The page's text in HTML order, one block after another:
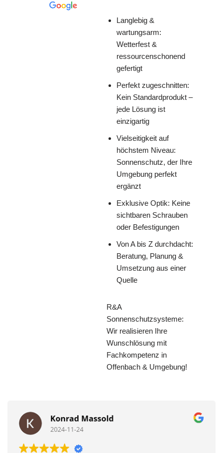
Langlebig &
wartungsarm:
Wetterfest &
ressourcenschonend
gefertigt
Perfekt zugeschnitten:
Kein Standardprodukt –
jede Lösung ist
einzigartig
Vielseitigkeit auf
höchstem Niveau:
Sonnenschutz, der Ihre
Umgebung perfekt
ergänzt
Exklusive Optik: Keine
sichtbaren Schrauben
oder Befestigungen
Von A bis Z durchdacht:
Beratung, Planung &
Umsetzung aus einer
Quelle
R&A
Sonnenschutzsysteme:
Wir realisieren Ihre
Wunschlösung mit
Fachkompetenz in
Offenbach & Umgebung!